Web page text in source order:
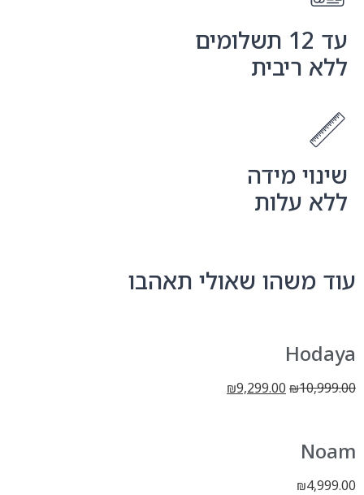
עד 12 תשלומים
ללא ריבית
שינוי מידה
ללא עלות
עוד משהו שאולי תאהבו
Hodaya
₪10,999.00
₪9,299.00
Noam
₪4,999.00